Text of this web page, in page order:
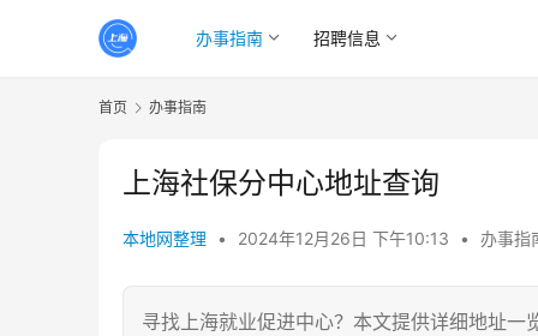
办事指南 招聘信息
首页 办事指南
上海社保分中心地址查询
本地网整理 • 2024年12月26日 下午10:13 • 办事指
寻找上海就业促进中心？本文提供详细地址